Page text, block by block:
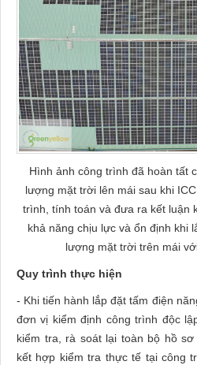
Hình ảnh công trình đã hoàn tất
lượng mặt trời lên mái sau khi
trình, tính toán và đưa ra kết luận
khả năng chịu lực và ổn định khi
lượng mặt trời trên mái
Quy trình thực hiện
- Khi tiến hành lắp đặt tấm điện
đơn vị kiểm định công trình độc
kiểm tra, rà soát lại toàn bộ hồ
kết hợp kiểm tra thực tế tại công